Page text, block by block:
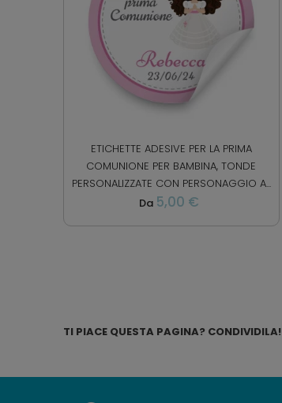
ETICHETTE ADESIVE PER LA PRIMA
COMUNIONE PER BAMBINA, TONDE
PERSONALIZZATE CON PERSONAGGIO A...
Da 5,00 €
TI PIACE QUESTA PAGINA? CONDIVIDILA!